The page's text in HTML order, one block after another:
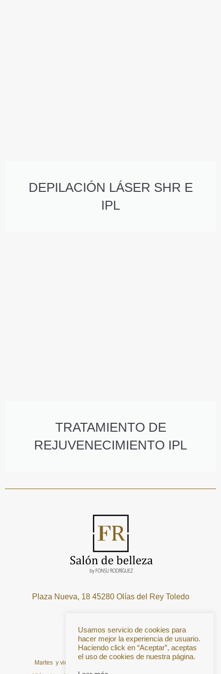
DEPILACIÓN LÁSER SHR E
IPL
TRATAMIENTO DE
REJUVENECIMIENTO IPL
Plaza Nueva, 18 45280 Olías del Rey Toledo
Horarios
Lunes cerrado
Martes y viernes de: 10:00 a 14:00 y de 15:00 a 19:00 H.
Usamos servicio de cookies para
hacer mejor la experiencia de usuario.
Haciendo click en “Aceptar”, aceptas
el uso de cookies de nuestra página.